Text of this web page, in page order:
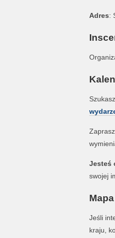
Adres:
Jesteś
swojej
Jeśli
kraju,